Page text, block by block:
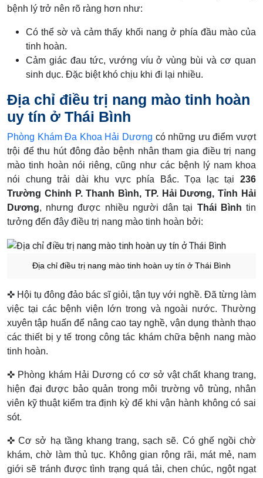
bệnh lý trở nên rõ ràng hơn như:
Có thể sờ và cảm thấy khối nang ở phía đầu mào của
tinh hoàn.
Cảm giác đau tức, vướng víu ở vùng bùi và cơ quan
sinh dục. Đặc biệt khó chịu khi đi lại nhiều.
Địa chỉ điều trị nang mào tinh hoàn
uy tín ở Thái Bình
Phòng Khám Đa Khoa Hải Dương có những ưu điểm vượt
trội để thu hút đông đảo bệnh nhân tham gia điều trị nang
mào tinh hoàn nói riêng, cũng như các bệnh lý nam khoa
nói chung trải dài khu vực phía Bắc. Tọa lạc tại 236
Trường Chinh P. Thanh Bình, TP. Hải Dương, Tỉnh Hải
Dương, nhưng được nhiều người dân tại Thái Bình tin
tưởng đến đây điều trị nang mào tinh hoàn bởi:
Địa chỉ điều trị nang mào tinh hoàn uy tín ở Thái Bình
✜ Hội tụ đông đảo bác sĩ giỏi, tận tụy với nghề. Đã từng làm
việc tại các bệnh viện lớn trong và ngoài nước. Thường
xuyên tập huấn để nâng cao tay nghề, vận dụng thành thạo
các thiết bị y tế trong công tác khám chữa bệnh nang mào
tinh hoàn.
✜ Phòng khám Hải Dương có cơ sở vật chất khang trang,
hiện đại được bảo quản trong môi trường vô trùng, nhân
viên kỹ thuật kiểm tra định kỳ để khi vận hành không có sai
sót.
✜ Cơ sở hạ tầng khang trang, sạch sẽ. Có ghế ngồi chờ
khám, chờ làm thủ tục. Không gian rộng rãi, mát mẻ, nam
giới sẽ tránh được tình trạng quá tải, chen chúc, ngột ngạt